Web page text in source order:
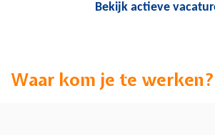
Bekijk actieve
Waar kom je te werken?